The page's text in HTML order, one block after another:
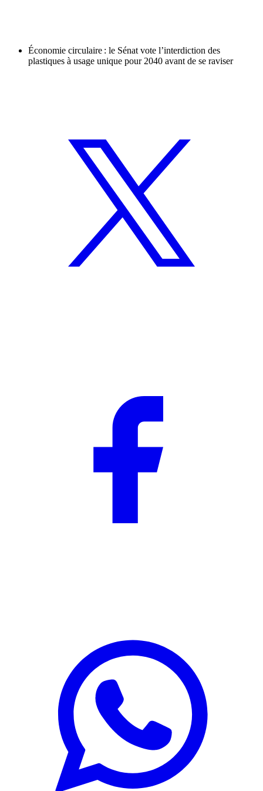
Économie circulaire : le Sénat vote l’interdiction des
plastiques à usage unique pour 2040 avant de se raviser